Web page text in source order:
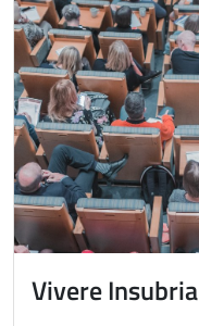
Vivere Insubria